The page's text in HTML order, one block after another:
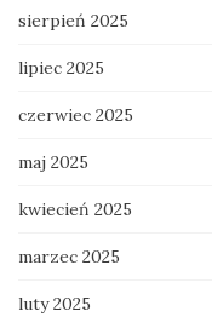
sierpień 2025
lipiec 2025
czerwiec 2025
maj 2025
kwiecień 2025
marzec 2025
luty 2025